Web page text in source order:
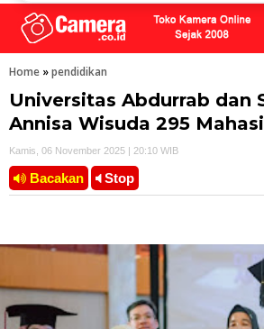
Home »pendidikan
Universitas Abdurrab dan
Annisa Wisuda 295
Kamis, 06 November 2025 | 20:10 WIB
Bacakan Stop